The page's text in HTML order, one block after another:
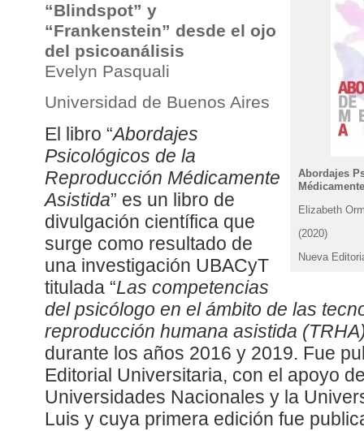
Abordajes
Elizabeth
(2020)
Nueva
“Blindspot” y
“Frankenstein” desde el ojo
del psicoanálisis
Evelyn Pasquali
Universidad de Buenos Aires
El libro “Abordajes
Psicológicos de la
Reproducción Médicamente
Asistida” es un libro de
divulgación científica que
surge como resultado de
una investigación UBACyT
titulada “Las competencias
del psicólogo en el ámbito de las
reproducción humana asistida
durante los años 2016 y 2019. Fue
Editorial Universitaria, con el apoyo
Universidades Nacionales y la
Luis y cuya primera edición fue